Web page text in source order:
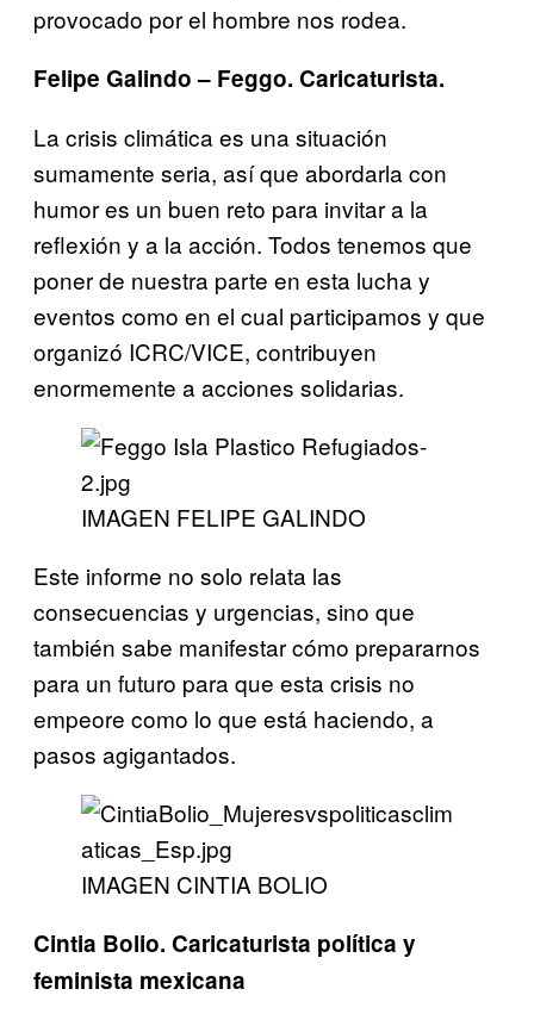
provocado por el hombre nos rodea.
Felipe Galindo – Feggo. Caricaturista.
La crisis climática es una situación
sumamente seria, así que abordarla con
humor es un buen reto para invitar a la
reflexión y a la acción. Todos tenemos que
poner de nuestra parte en esta lucha y
eventos como en el cual participamos y que
organizó ICRC/VICE, contribuyen
enormemente a acciones solidarias.
IMAGEN FELIPE GALINDO
Este informe no solo relata las
consecuencias y urgencias, sino que
también sabe manifestar cómo prepararnos
para un futuro para que esta crisis no
empeore como lo que está haciendo, a
pasos agigantados.
IMAGEN CINTIA BOLIO
Cintia Bolio. Caricaturista política y
feminista mexicana